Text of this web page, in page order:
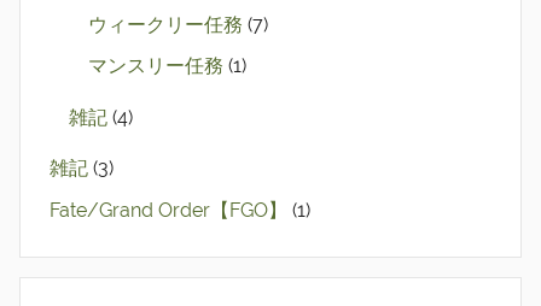
ウィークリー任務 (7)
マンスリー任務 (1)
雑記 (4)
雑記 (3)
Fate/Grand Order【FGO】
(1)